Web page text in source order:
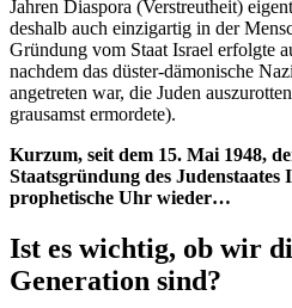
Jahren Diaspora (Verstreutheit)
deshalb auch einzigartig in der
Gründung vom Staat Israel erfolgte
nachdem das düster-dämonische
angetreten war, die Juden
grausamst ermordete).
Kurzum, seit dem 15. Mai 1948,
Staatsgründung des Judenstaates
prophetische Uhr wieder…
Ist es wichtig, ob wir
Generation sind?